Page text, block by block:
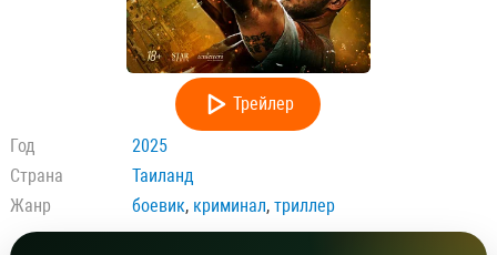
Трейлер
Год
2025
Страна
Таиланд
Жанр
боевик, криминал, триллер